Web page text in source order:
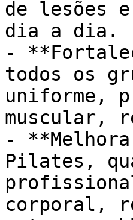
de lesões
dia a dia.
-
todos os
uniforme,
muscular,
-
Pilates,
corporal,